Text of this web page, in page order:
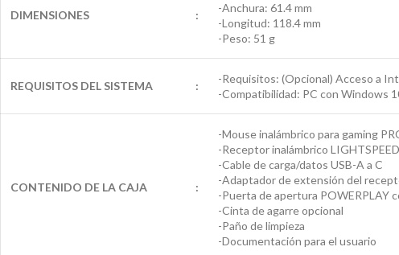
DIMENSIONES :
-Anchura: 61.4 mm
-Longitud: 118.4 mm
-Peso: 51 g
REQUISITOS DEL SISTEMA :
-Requisitos: (Opcional) Acceso a
-Compatibilidad: PC con Windows
CONTENIDO DE LA CAJA :
-Mouse inalámbrico para gaming
-Receptor inalámbrico LIGHTSPEED
-Cable de carga/datos USB-A a C
-Adaptador de extensión del
-Puerta de apertura POWERPLAY
-Cinta de agarre opcional
-Paño de limpieza
-Documentación para el usuario